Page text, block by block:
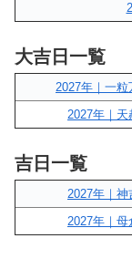
大吉日一覧
2027年｜一粒
2027年｜天
吉日一覧
2027年｜神
2027年｜母